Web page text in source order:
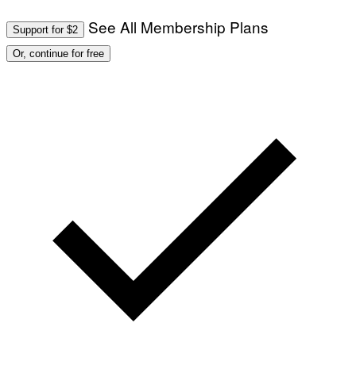
Support for $2 See All Membership Plans
Or, continue for free